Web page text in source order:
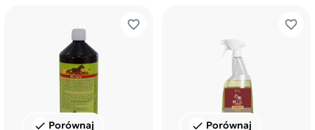
favorite_border
check Porównaj
favorite_border
check Porównaj